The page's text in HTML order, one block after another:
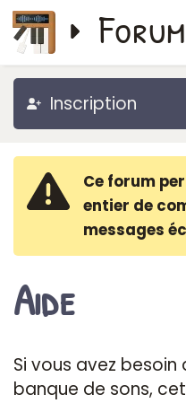
Forum
Inscription
Ce forum
entier de
messages
Aide
Si vous avez
banque de sons,